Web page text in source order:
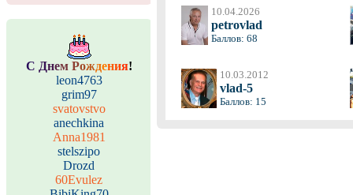
С Днем Рождения!
leon4763
grim97
svatovstvo
anechkina
Anna1981
stelszipo
Drozd
60Evulez
10.04.2026
petrovlad
Баллов: 68
10.03.2012
vlad-5
Баллов: 15